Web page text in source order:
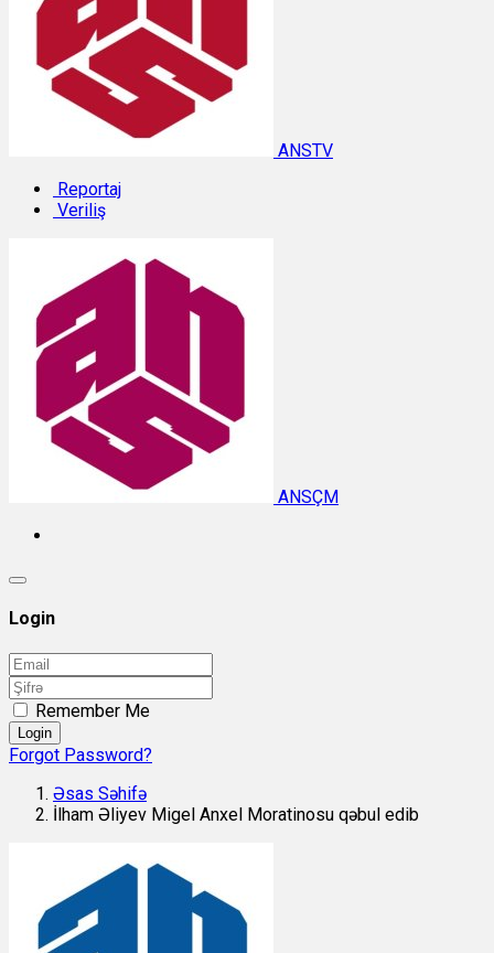
ANSTV
Reportaj
Veriliş
ANSÇM
Login
Remember Me
Login
Forgot Password?
Əsas Səhifə
İlham Əliyev Migel Anxel Moratinosu qəbul edib